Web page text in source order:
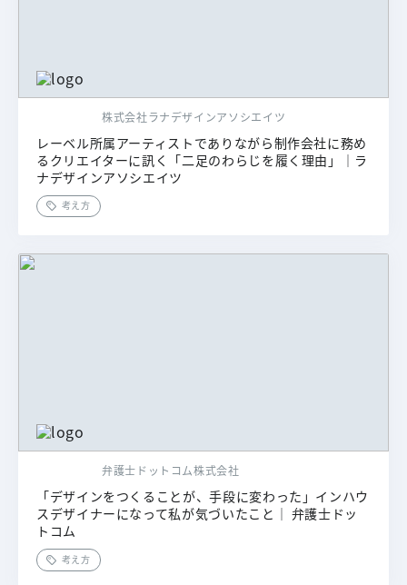
株式会社ラナデザインアソシエイツ
レーベル所属アーティストでありながら制作会社に務め
るクリエイターに訊く「二足のわらじを履く理由」｜ラ
ナデザインアソシエイツ
考え方
弁護士ドットコム株式会社
「デザインをつくることが、手段に変わった」インハウ
スデザイナーになって私が気づいたこと｜ 弁護士ドッ
トコム
考え方